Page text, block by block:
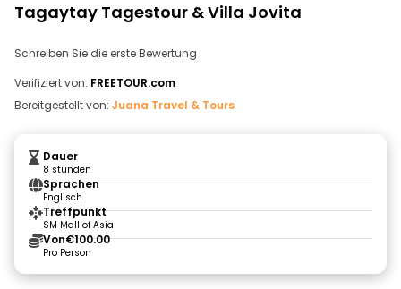
Tagaytay Tagestour & Villa Jovita
Schreiben Sie die erste Bewertung
Verifiziert von: FREETOUR.com
Bereitgestellt von: Juana Travel & Tours
Dauer
8 stunden
Sprachen
Englisch
Treffpunkt
SM Mall of Asia
Von€100.00
Pro Person